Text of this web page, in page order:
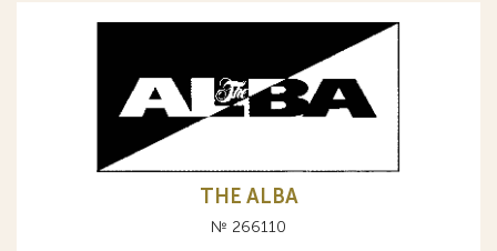
THE ALBA
№ 266110